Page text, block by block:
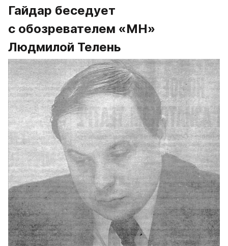
Гайдар беседует
с обозревателем «МН»
Людмилой Телень